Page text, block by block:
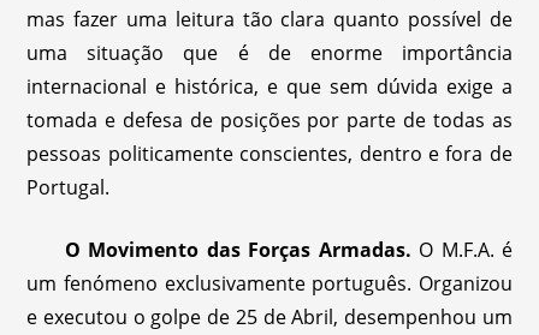
mas fazer uma leitura tão clara quanto possível de
uma situação que é de enorme importância
internacional e histórica, e que sem dúvida exige a
tomada e defesa de posições por parte de todas as
pessoas politicamente conscientes, dentro e fora de
Portugal.
O Movimento das Forças Armadas. O M.F.A. é
um fenómeno exclusivamente português. Organizou
e executou o golpe de 25 de Abril, desempenhou um